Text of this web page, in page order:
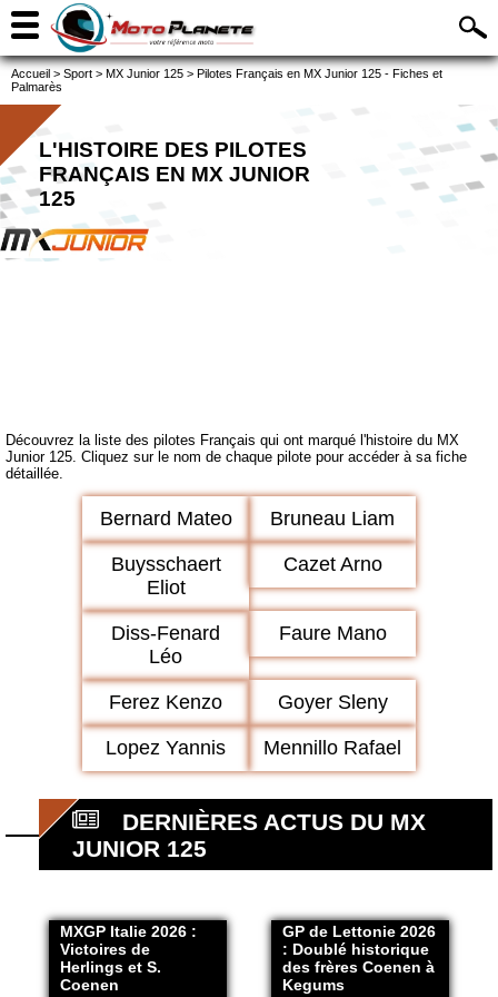
Accueil > Sport > MX Junior 125 > Pilotes Français en MX Junior 125 - Fiches et
Palmarès
L'HISTOIRE DES PILOTES
FRANÇAIS EN MX JUNIOR
125
Découvrez la liste des pilotes Français qui ont marqué l'histoire du MX
Junior 125. Cliquez sur le nom de chaque pilote pour accéder à sa fiche
détaillée.
Bernard Mateo Bruneau Liam
Buysschaert
Eliot
Cazet Arno
Diss-Fenard
Léo
Faure Mano
Ferez Kenzo Goyer Sleny
Lopez Yannis Mennillo Rafael
DERNIÈRES ACTUS DU MX
JUNIOR 125
MXGP Italie 2026 :
Victoires de
Herlings et S.
Coenen
GP de Lettonie 2026
: Doublé historique
des frères Coenen à
Kegums